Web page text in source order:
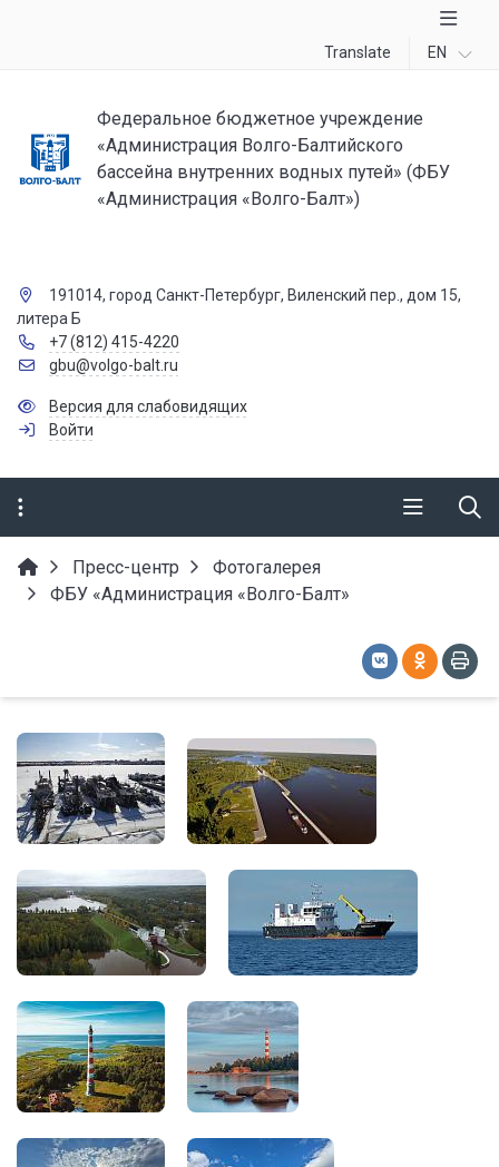
Translate EN
Федеральное бюджетное учреждение
«Администрация Волго-Балтийского
бассейна внутренних водных путей» (ФБУ
«Администрация «Волго-Балт»)
191014, город Санкт-Петербург, Виленский пер., дом 15,
литера Б
+7 (812) 415-4220
gbu@volgo-balt.ru
Версия для слабовидящих
Войти
Пресс-центр
Фотогалерея
ФБУ «Администрация «Волго-Балт»